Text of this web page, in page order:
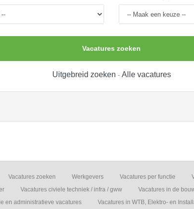
Vacatures zoeken
Uitgebreid zoeken - Alle vacatures
Vacatures zoeken Werkgevers Vacatures per functie
Vacatures civiele techniek / infra / gww
Vacatures in de
en administratieve vacatures
Vacatures in WTB, Elektro- en